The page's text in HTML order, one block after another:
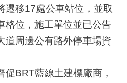
遷移17處公車站位，並取
格位，施工單位並已公告
道周邊公有路外停車場資
BRT藍線土建標廠商，